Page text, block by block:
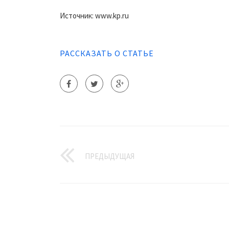
Источник: www.kp.ru
РАССКАЗАТЬ О СТАТЬЕ
ПРЕДЫДУЩАЯ